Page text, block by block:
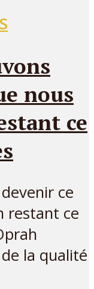
nous
ce
ce
restant ce
la qualité